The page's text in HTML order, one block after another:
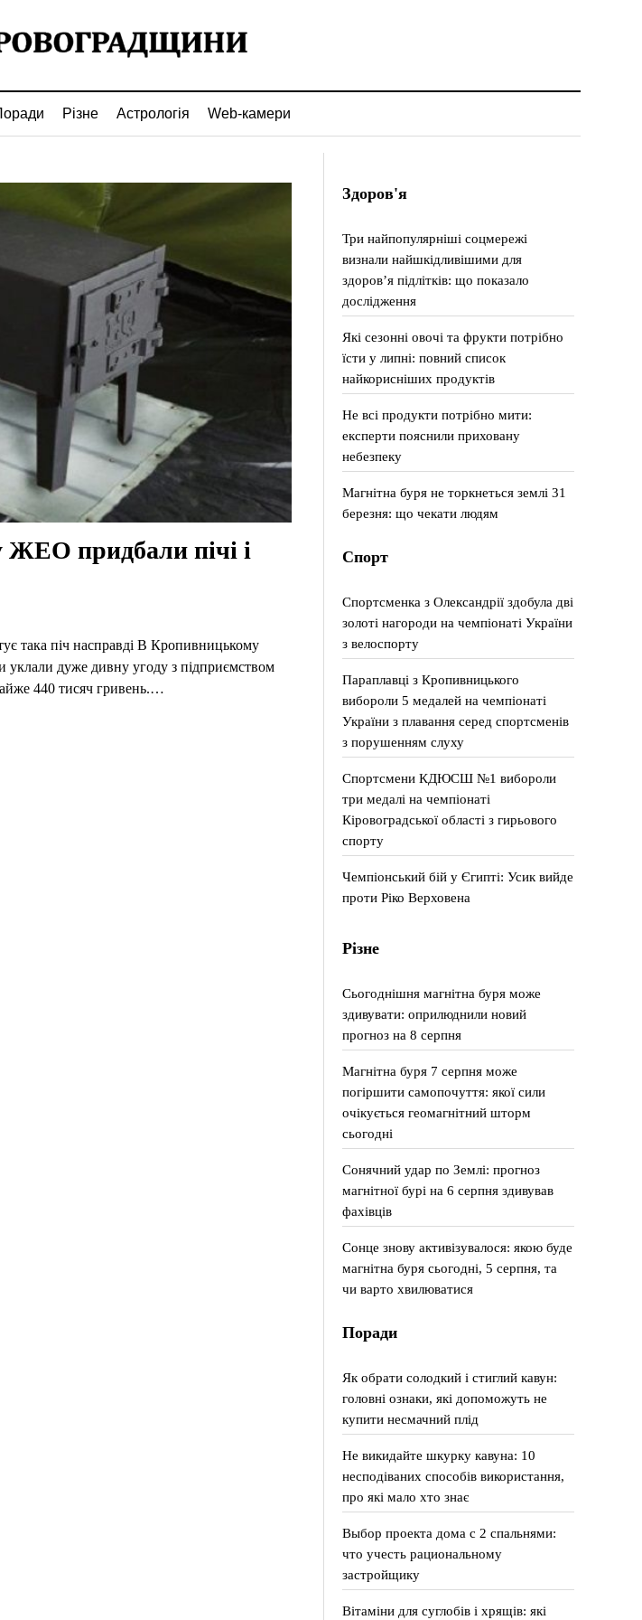
Різне Астрологія Web-камери
придбали пічі і
така піч насправді В Кропивницькому
уклали дуже дивну угоду з підприємством
440 тисяч гривень.…
Здоров'я
Три найпопулярніші соцмережі
визнали найшкідливішими для
здоров’я підлітків: що показало
дослідження
Які сезонні овочі та фрукти потрібно
їсти у липні: повний список
найкорисніших продуктів
Не всі продукти потрібно мити:
експерти пояснили приховану
небезпеку
Магнітна буря не торкнеться землі 31
березня: що чекати людям
Спорт
Спортсменка з Олександрії здобула дві
золоті нагороди на чемпіонаті України
з велоспорту
Параплавці з Кропивницького
вибороли 5 медалей на чемпіонаті
України з плавання серед спортсменів
з порушенням слуху
Спортсмени КДЮСШ №1 вибороли
три медалі на чемпіонаті
Кіровоградської області з гирьового
спорту
Чемпіонський бій у Єгипті: Усик вийде
проти Ріко Верховена
Різне
Сьогоднішня магнітна буря може
здивувати: оприлюднили новий
прогноз на 8 серпня
Магнітна буря 7 серпня може
погіршити самопочуття: якої сили
очікується геомагнітний шторм
сьогодні
Сонячний удар по Землі: прогноз
магнітної бурі на 6 серпня здивував
фахівців
Сонце знову активізувалося: якою буде
магнітна буря сьогодні, 5 серпня, та
чи варто хвилюватися
Поради
Як обрати солодкий і стиглий кавун:
головні ознаки, які допоможуть не
купити несмачний плід
Не викидайте шкурку кавуна: 10
несподіваних способів використання,
про які мало хто знає
Выбор проекта дома с 2 спальнями:
что учесть рациональному
застройщику
Вітаміни для суглобів і хрящів: які